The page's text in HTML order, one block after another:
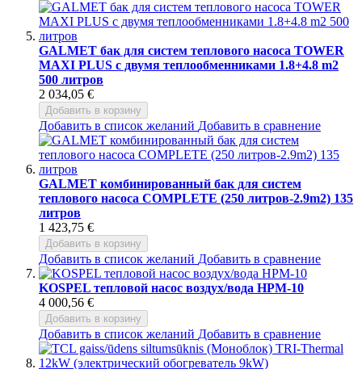
GALMET бак для систем теплового насоса TOWER
MAXI PLUS с двумя теплообменниками 1.8+4.8 m2
500 литров
2 034,05 €
Добавить в корзину
Добавить в список желаний Добавить в сравнение
GALMET комбинированный бак для систем
теплового насоса COMPLETE (250 литров-2.9m2) 135
литров
1 423,75 €
Добавить в корзину
Добавить в список желаний Добавить в сравнение
KOSPEL тепловой насос воздух/вода HPM-10
4 000,56 €
Добавить в корзину
Добавить в список желаний Добавить в сравнение